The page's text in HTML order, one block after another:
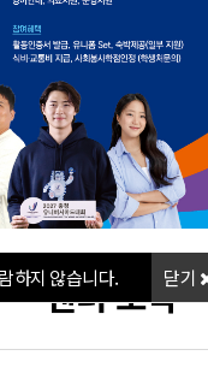
하지 않습니다. 닫기
하지 않습니다. 닫기
하지 않습니다. 닫기
센터 소식